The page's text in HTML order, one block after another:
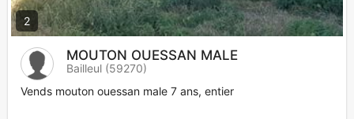
2
MOUTON OUESSAN MALE
Bailleul (59270)
Vends mouton ouessan male 7 ans, entier